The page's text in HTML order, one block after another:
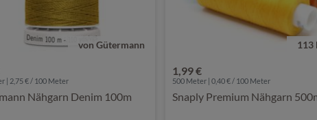
von Gütermann
| 2,75 € / 100 Meter
Nähgarn Denim 100m
113
1,99 €
500 Meter | 0,40 € / 100 Meter
Snaply Premium Nähgarn